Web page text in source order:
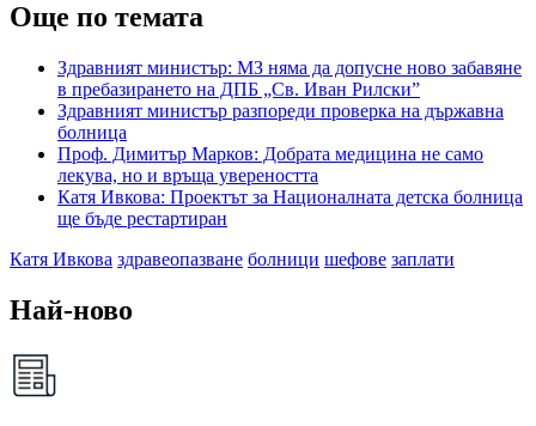
Още по темата
Здравният министър: МЗ няма да допусне ново забавяне
в пребазирането на ДПБ „Св. Иван Рилски”
Здравният министър разпореди проверка на държавна
болница
Проф. Димитър Марков: Добрата медицина не само
лекува, но и връща увереността
Катя Ивкова: Проектът за Националната детска болница
ще бъде рестартиран
Катя Ивкова здравеопазване болници шефове заплати
Най-ново